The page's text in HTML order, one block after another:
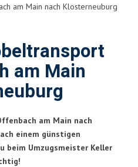
am Main nach Klosterneuburg
am Main
am Main nach
einem günstigen
beim Umzugsmeister Keller